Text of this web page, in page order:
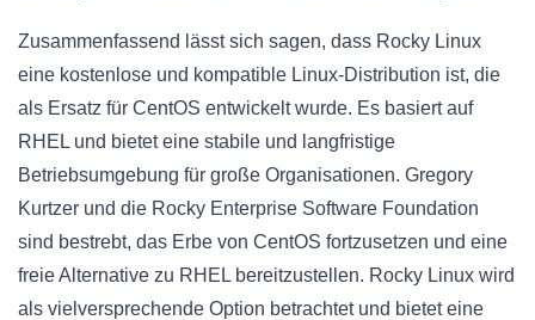
Zusammenfassend lässt sich sagen, dass Rocky Linux
eine kostenlose und kompatible Linux-Distribution ist, die
als Ersatz für CentOS entwickelt wurde. Es basiert auf
RHEL und bietet eine stabile und langfristige
Betriebsumgebung für große Organisationen. Gregory
Kurtzer und die Rocky Enterprise Software Foundation
sind bestrebt, das Erbe von CentOS fortzusetzen und eine
freie Alternative zu RHEL bereitzustellen. Rocky Linux wird
als vielversprechende Option betrachtet und bietet eine